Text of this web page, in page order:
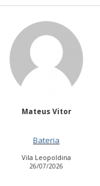
Anailuj Avlis
Vocalista - Baixo
Jardim Aurora (Zona
Leste)